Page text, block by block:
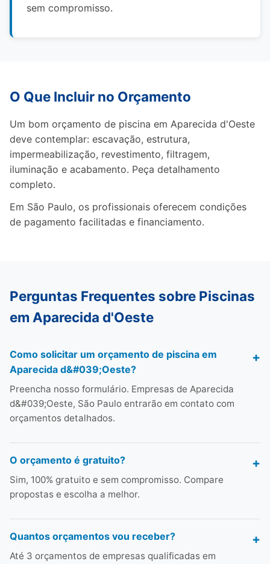
sem compromisso.
O Que Incluir no Orçamento
Um bom orçamento de piscina em Aparecida d'Oeste
deve contemplar: escavação, estrutura,
impermeabilização, revestimento, filtragem,
iluminação e acabamento. Peça detalhamento
completo.
Em São Paulo, os profissionais oferecem condições
de pagamento facilitadas e financiamento.
Perguntas Frequentes sobre Piscinas
em Aparecida d'Oeste
Como solicitar um orçamento de piscina em
Aparecida d&#039;Oeste?
Preencha nosso formulário. Empresas de Aparecida
d&#039;Oeste, São Paulo entrarão em contato com
orçamentos detalhados.
O orçamento é gratuito?
Sim, 100% gratuito e sem compromisso. Compare
propostas e escolha a melhor.
Quantos orçamentos vou receber?
Até 3 orçamentos de empresas qualificadas em